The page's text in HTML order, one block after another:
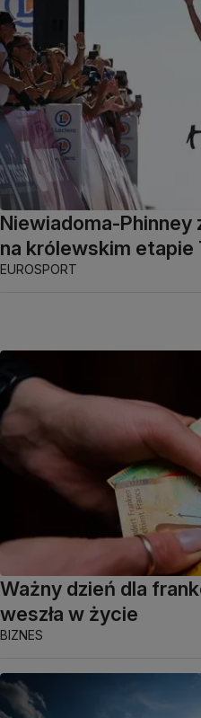
Niewiadoma-Phinney
na królewskim etapie
EUROSPORT
Ważny dzień dla
weszła w życie
BIZNES